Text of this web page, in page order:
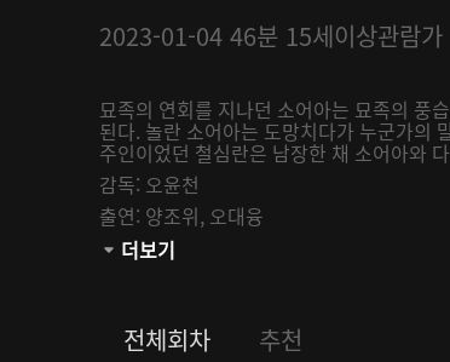
2023-01-04 46분 15세이상관람가
묘족의 연회를 지나던 소어아는 묘족의 풍
된다. 놀란 소어아는 도망치다가 누군가의
주인이었던 철심란은 남장한 채 소어아와
감독: 오윤천
출연: 양조위, 오대융
관람등급:
더보기
전체회차 추천